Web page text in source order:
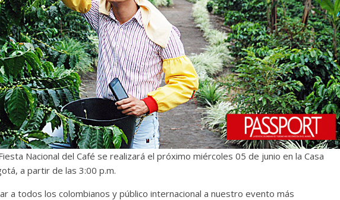
Nacional del Café se realizará el próximo miércoles 05 de junio en la Casa
a partir de las 3:00 p.m.
a todos los colombianos y público internacional a nuestro evento más